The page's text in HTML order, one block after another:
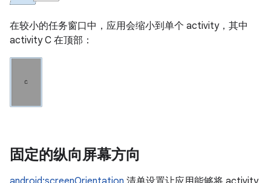
在较小的任务窗口中，应用会缩小到单个 activity，其中
activity C 在顶部：
固定的纵向屏幕方向